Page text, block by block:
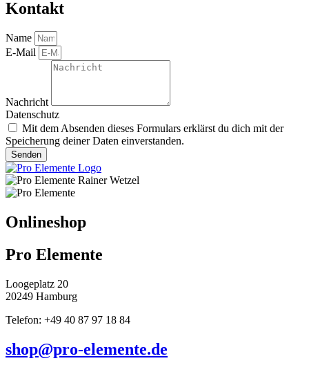
Kontakt
Name
E-Mail
Nachricht
Datenschutz
Mit dem Absenden dieses Formulars erklärst du dich mit der
Speicherung deiner Daten einverstanden.
Senden
Onlineshop
Pro Elemente
Loogeplatz 20
20249 Hamburg
Telefon: +49 40 87 97 18 84
shop@pro-elemente.de